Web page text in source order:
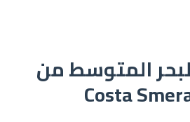
المتوسط من